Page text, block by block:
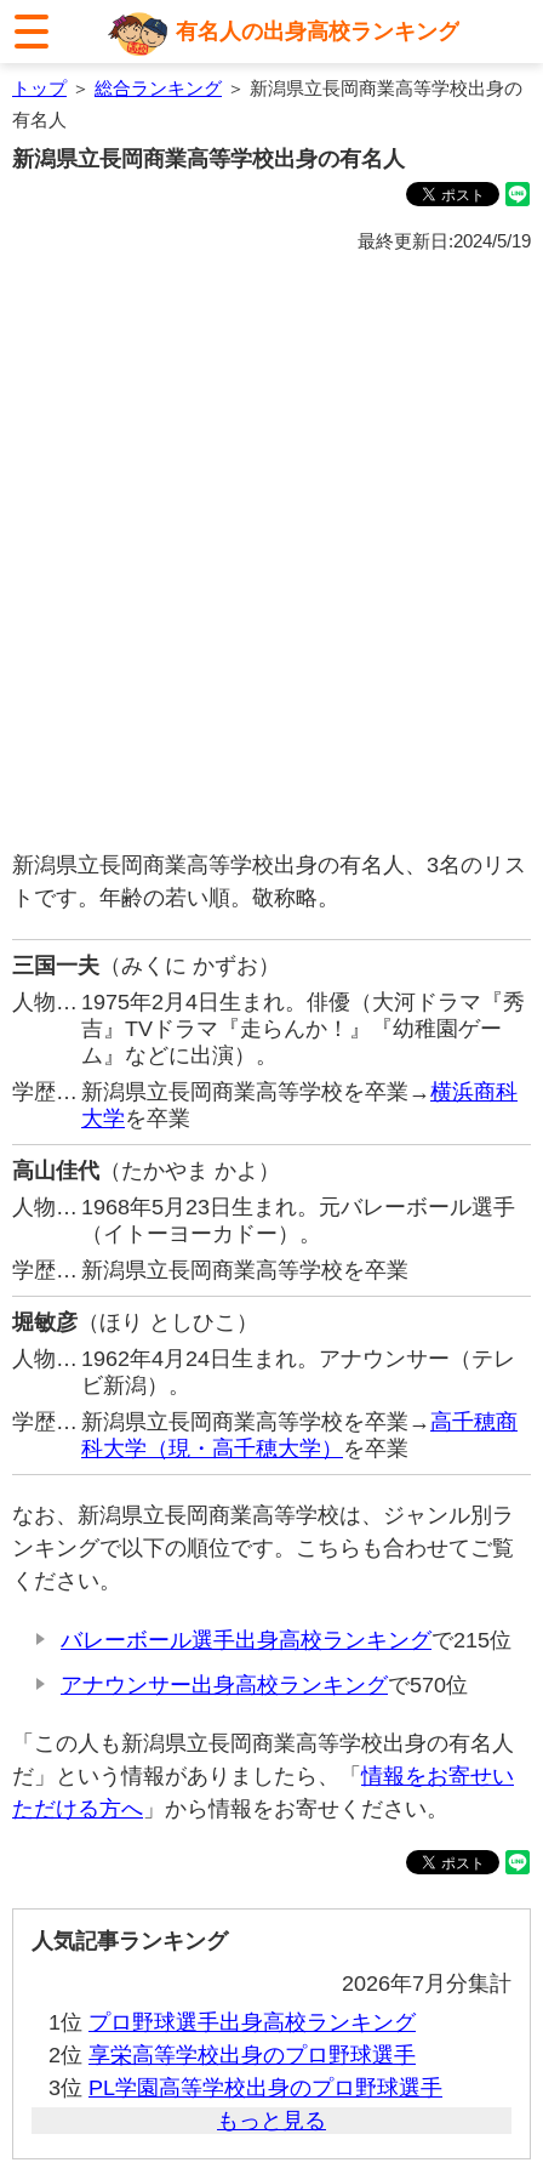
有名人の出身高校ランキング
トップ＞ 総合ランキング ＞ 新潟県立長岡商業高等学校出身の
有名人
新潟県立長岡商業高等学校出身の有名人
最終更新日:2024/5/19
新潟県立長岡商業高等学校出身の有名人、3名のリス
トです。年齢の若い順。敬称略。
三国一夫 （みくに かずお）
人物… 1975年2月4日生まれ。俳優（大河ドラマ『秀
吉』TVドラマ『走らんか！』『幼稚園ゲー
ム』などに出演）。
学歴… 新潟県立長岡商業高等学校を卒業→横浜商科
大学を卒業
高山佳代 （たかやま かよ）
人物… 1968年5月23日生まれ。元バレーボール選手
（イトーヨーカドー）。
学歴… 新潟県立長岡商業高等学校を卒業
堀敏彦 （ほり としひこ）
人物… 1962年4月24日生まれ。アナウンサー（テレ
ビ新潟）。
学歴… 新潟県立長岡商業高等学校を卒業→高千穂商
科大学（現・高千穂大学） を卒業
なお、新潟県立長岡商業高等学校は、ジャンル別ラ
ンキングで以下の順位です。こちらも合わせてご覧
ください。
バレーボール選手出身高校ランキングで215位
アナウンサー出身高校ランキングで570位
「この人も新潟県立長岡商業高等学校出身の有名人
だ」という情報がありましたら、「情報をお寄せい
ただける方へ 」から情報をお寄せください。
人気記事ランキング
2026年7月分集計
1位 プロ野球選手出身高校ランキング
2位 享栄高等学校出身のプロ野球選手
3位 PL学園高等学校出身のプロ野球選手
もっと見る